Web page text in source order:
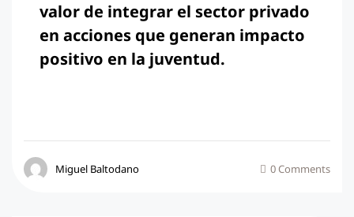
valor de integrar el sector privado
en acciones que generan impacto
positivo en la juventud.
Miguel Baltodano 0 Comments